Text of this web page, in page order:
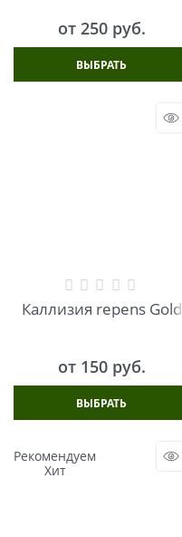
от 250 руб.
ВЫБРАТЬ
Каллизия repens Gold
от 150 руб.
ВЫБРАТЬ
Рекомендуем
Хит